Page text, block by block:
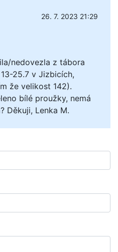
26. 7. 2023 21:29
nedovezla z tábora
25.7 v Jizbicích,
že velikost 142).
bílé proužky, nemá
Děkuji, Lenka M.